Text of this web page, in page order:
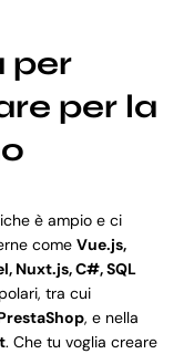
per
per la
è ampio e ci
come Vue.js,
Nuxt.js, C#, SQL
tra cui
, e nella
. Che tu voglia creare